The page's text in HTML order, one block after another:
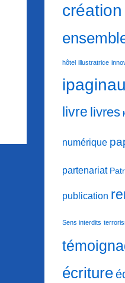
création
hôtel illustratrice
livre livres
numérique
partenariat
publication
Sens interdits
écriture